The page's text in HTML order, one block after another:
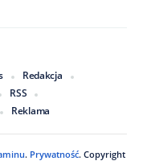
Redakcja
RSS
Reklama
. Prywatność. Copyright